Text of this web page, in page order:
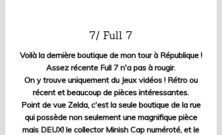
7/ Full 7
Voilà la dernière boutique de mon tour à République !
Assez récente Full 7 n'a pas à rougir.
On y trouve uniquement du Jeux vidéos ! Rétro ou
récent et beaucoup de pièces intéressantes.
Point de vue Zelda, c'est la seule boutique de la rue
qui possède non seulement une magnifique pièce
mais DEUX! le collector Minish Cap numéroté, et le